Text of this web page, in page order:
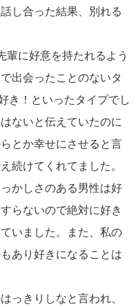
し合った結果、別れる
輩に好意を持たれるよう
出会ったことのないタ
き！といったタイプでし
ないと伝えていたのに
とか幸せにさせると言
続けてくれてました。
かしさのある男性は好
らないので絶対に好き
いました。また、私の
あり好きになることは
っきりしなと言われ、